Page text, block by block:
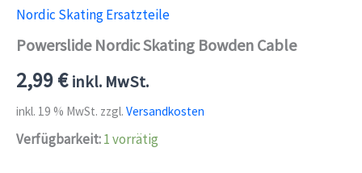
Nordic Skating Ersatzteile
Powerslide Nordic Skating Bowden Cable
2,99€ inkl. MwSt.
inkl. 19 % MwSt. zzgl. Versandkosten
Verfügbarkeit:1 vorrätig